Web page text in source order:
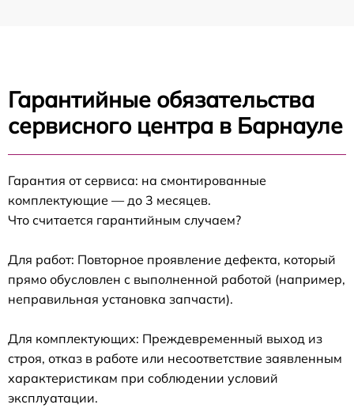
Гарантийные обязательства
сервисного центра в Барнауле
Гарантия от сервиса: на смонтированные
комплектующие — до 3 месяцев.
Что считается гарантийным случаем?
Для работ: Повторное проявление дефекта, который
прямо обусловлен с выполненной работой (например,
неправильная установка запчасти).
Для комплектующих: Преждевременный выход из
строя, отказ в работе или несоответствие заявленным
характеристикам при соблюдении условий
эксплуатации.